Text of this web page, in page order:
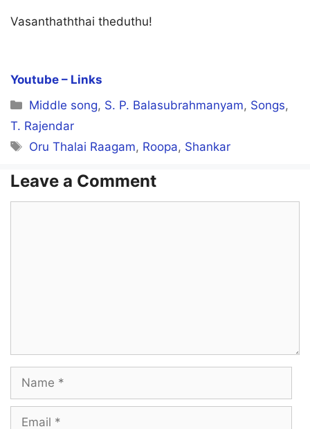
Vasanthaththai theduthu!
Youtube – Links
Categories
Middle song, S. P. Balasubrahmanyam, Songs,
T. Rajendar
Tags
Oru Thalai Raagam, Roopa, Shankar
Leave a Comment